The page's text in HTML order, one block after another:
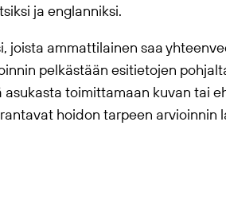
ja englanniksi.
joista ammattilainen saa
pelkästään esitietojen
toimittamaan kuvan tai
hoidon tarpeen arvioinnin